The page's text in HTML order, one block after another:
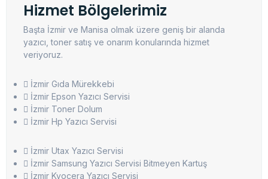
Hizmet Bölgelerimiz
Başta İzmir ve Manisa olmak üzere geniş bir alanda
yazıcı, toner satış ve onarım konularında hizmet
veriyoruz.
İzmir Gıda Mürekkebi
İzmir Epson Yazıcı Servisi
İzmir Toner Dolum
İzmir Hp Yazıcı Servisi
İzmir Utax Yazıcı Servisi
İzmir Samsung Yazıcı Servisi Bitmeyen Kartuş
İzmir Kyocera Yazıcı Servisi